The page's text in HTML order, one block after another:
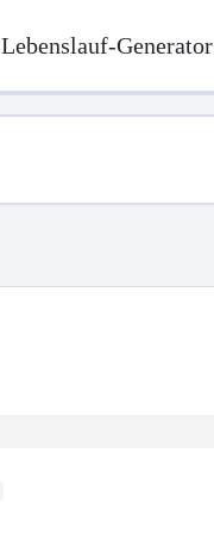
Lebenslauf-Generator